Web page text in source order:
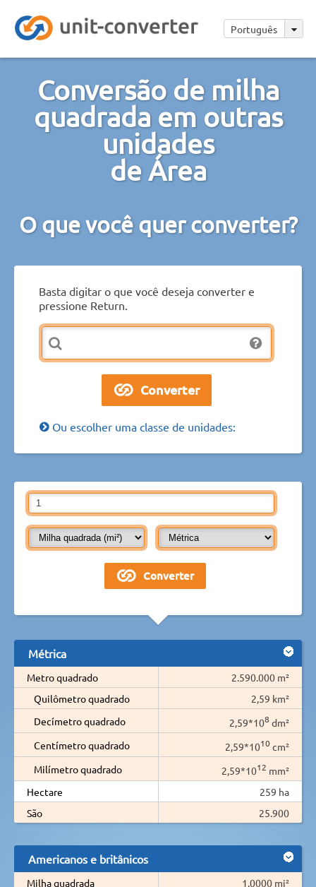
Português
Conversão de milha
quadrada em outras
unidades
de Área
O que você quer converter?
Basta digitar o que você deseja converter e
pressione Return.
Ou escolher uma classe de unidades:
Métrica
Metro quadrado
2.590.000 m²
Quilômetro quadrado
2,59 km²
Decímetro quadrado
2,59*108 dm²
Centímetro quadrado
2,59*1010 cm²
Milímetro quadrado
2,59*1012 mm²
Hectare
259 ha
São
25.900
Americanos e britânicos
Milha quadrada
1,0000 mi²